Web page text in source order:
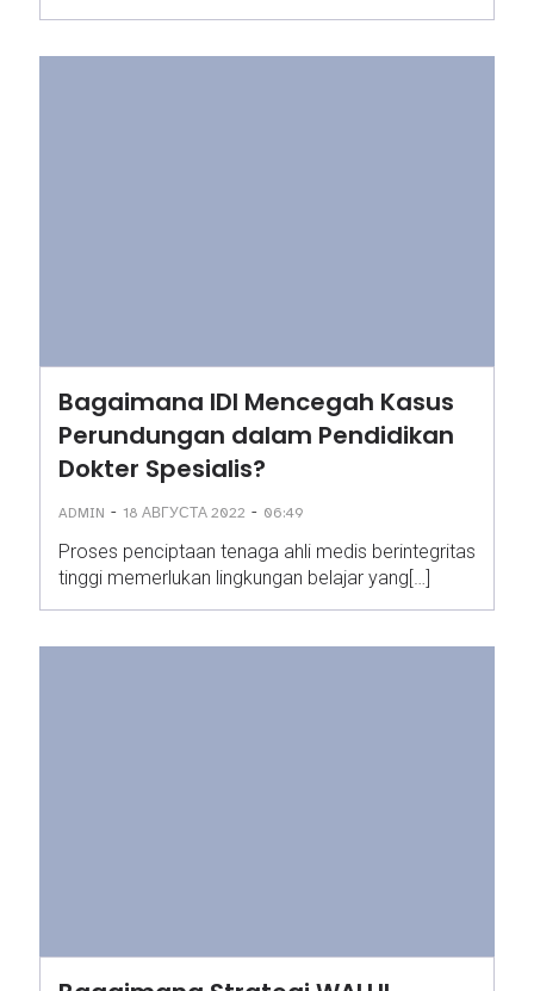
Bagaimana IDI Mencegah Kasus
Perundungan dalam Pendidikan
Dokter Spesialis?
ADMIN - 18 АВГУСТА 2022 - 06:49
Proses penciptaan tenaga ahli medis berintegritas
tinggi memerlukan lingkungan belajar yang[…]